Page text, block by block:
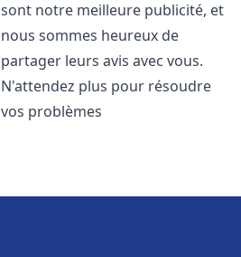
sont notre meilleure publicité, et
nous sommes heureux de
partager leurs avis avec vous.
N'attendez plus pour résoudre
vos problèmes